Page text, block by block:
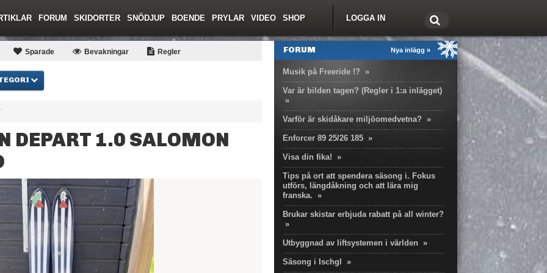
LOGGA IN
FORUM SKIDORTER SNÖDJUP BOENDE PRYLAR VIDEO SHOP
Sparade Bevakningar Regler
DEPART 1.0 SALOMON
Nya inlägg »
FORUM
Musik på Freeride !? »
Var är bilden tagen? (Regler i 1:a inlägget)
»
Varför är skidåkare miljöomedvetna? »
Enforcer 89 25/26 185 »
Visa din fika! »
Tips på ort att spendera säsong i. Fokus
utförs, längdåkning och att lära mig
franska. »
Brukar skistar erbjuda rabatt på all winter?
»
Utbyggnad av liftsystemen i världen »
Säsong i Ischgl »